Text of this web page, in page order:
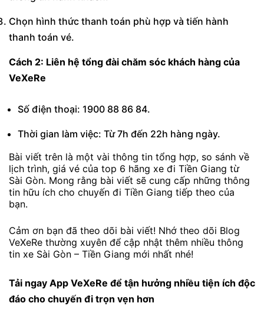
Chọn hình thức thanh toán phù hợp và tiến hành
thanh toán vé.
Cách 2: Liên hệ tổng đài chăm sóc khách hàng của
VeXeRe
Số điện thoại: 1900 88 86 84.
Thời gian làm việc: Từ 7h đến 22h hàng ngày.
Bài viết trên là một vài thông tin tổng hợp, so sánh về
lịch trình, giá vé của top 6 hãng xe đi Tiền Giang từ
Sài Gòn. Mong rằng bài viết sẽ cung cấp những thông
tin hữu ích cho chuyến đi Tiền Giang tiếp theo của
bạn.
Cảm ơn bạn đã theo dõi bài viết! Nhớ theo dõi Blog
VeXeRe thường xuyên để cập nhật thêm nhiều thông
tin xe Sài Gòn – Tiền Giang mới nhất nhé!
Tải ngay App VeXeRe để tận hưởng nhiều tiện ích độc
đáo cho chuyến đi trọn vẹn hơn